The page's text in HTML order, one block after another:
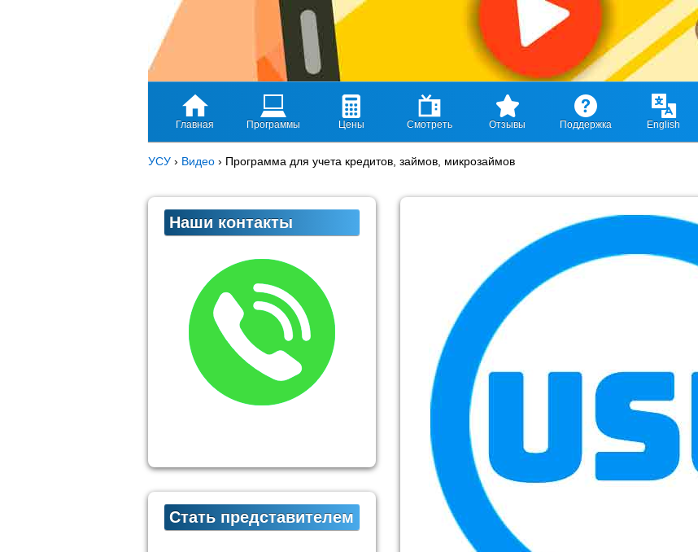
Главная Программы Цены Смотреть Отзывы Поддержка English
УСУ › Видео › Программа для учета кредитов, займов, микрозаймов
Наши контакты
Стать представителем